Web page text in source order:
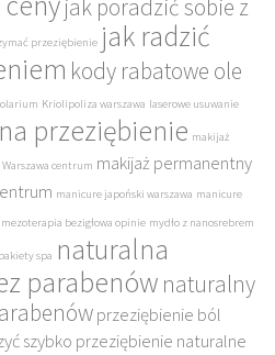
jak poradzić sobie z
przeziębienie jak radzić
kody rabatowe ole
Kriolipoliza warszawa laserowe usuwanie
przeziębienie makijaż
centrum makijaż permanentny
manicure japoński warszawa manicure
mezoterapia bezigłowa opinie mydło z nanosrebrem
spa naturalna
parabenów naturalny
przeziębienie ból
szybko przeziębienie naturalne